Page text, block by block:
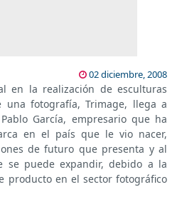
02 diciembre, 2008
en la realización de esculturas
una fotografía, Trimage, llega a
García, empresario que ha
en el país que le vio nacer,
de futuro que presenta y al
se puede expandir, debido a la
producto en el sector fotográfico